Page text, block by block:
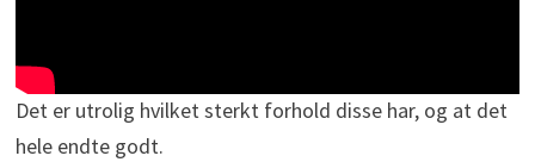
Det er utrolig hvilket sterkt forhold disse har, og at det
hele endte godt.